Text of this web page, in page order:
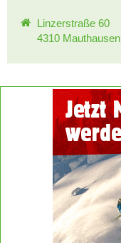
Linzerstraße 60
4310 Mauthausen